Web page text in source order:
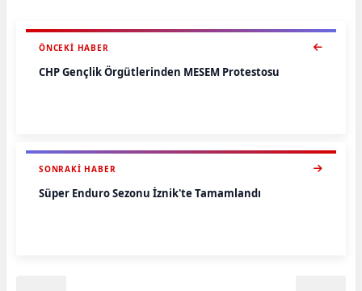
ÖNCEKI HABER
CHP Gençlik Örgütlerinden MESEM Protestosu
SONRAKI HABER
Süper Enduro Sezonu İznik'te Tamamlandı